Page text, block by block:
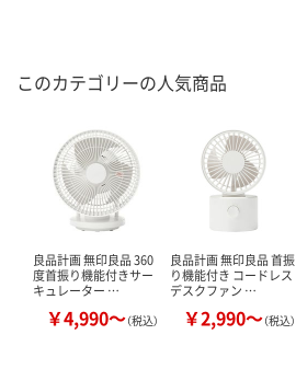
このカテゴリーの人気商品
良品計画 無印良品 360
度首振り機能付きサー
キュレーター …
￥4,990～（税込）
良品計画 無印良品 首振
り機能付き コードレス
デスクファン …
￥2,990～（税込）